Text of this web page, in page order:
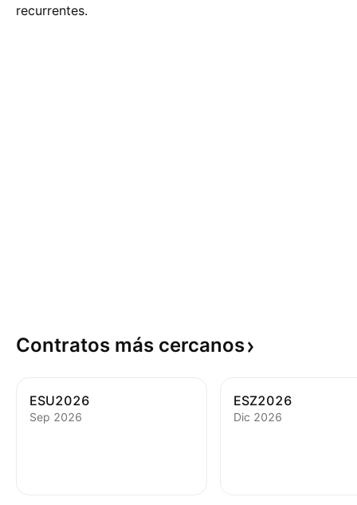
recurrentes.
Contratos más cercanos
ESU2026
Sep 2026
ESZ2026
Dic 2026